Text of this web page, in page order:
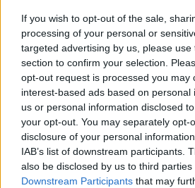
If you wish to opt-out of the sale,
processing of your personal or
targeted advertising by us, please
section to confirm your selection.
opt-out request is processed you may
interest-based ads based on personal
us or personal information disclosed
your opt-out. You may separately opt-
disclosure of your personal
IAB’s list of downstream participants.
also be disclosed by us to third parties
Downstream Participants that may
Az intézmény régóta gyűjti a
nem pusztán tárgyak: a szokások
korok is visszatükröződnek bennük.
például a náci rezsim politikailag
karácsonyfát, és igyekezett saját
helyettesíteni a keresztény
jul ünnepet népszerűsítette a
helyett. A jul az egykori
népeknél tartott ünnep volt a téli